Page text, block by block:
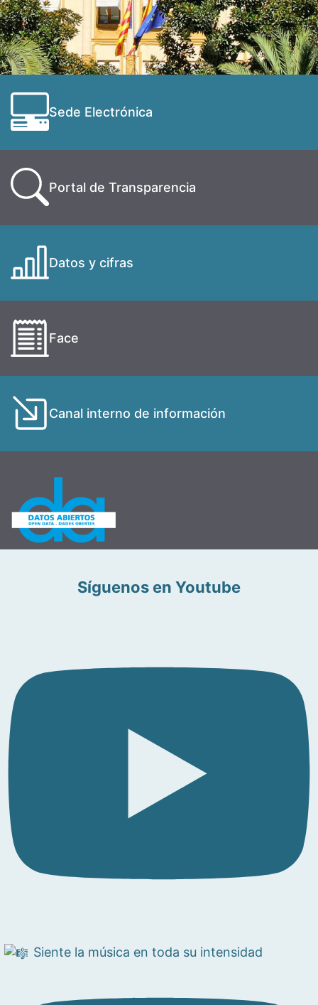
Sede Electrónica
Portal de Transparencia
Datos y cifras
Face
Canal interno de información
Síguenos en Youtube
Siente la música en toda su intensidad